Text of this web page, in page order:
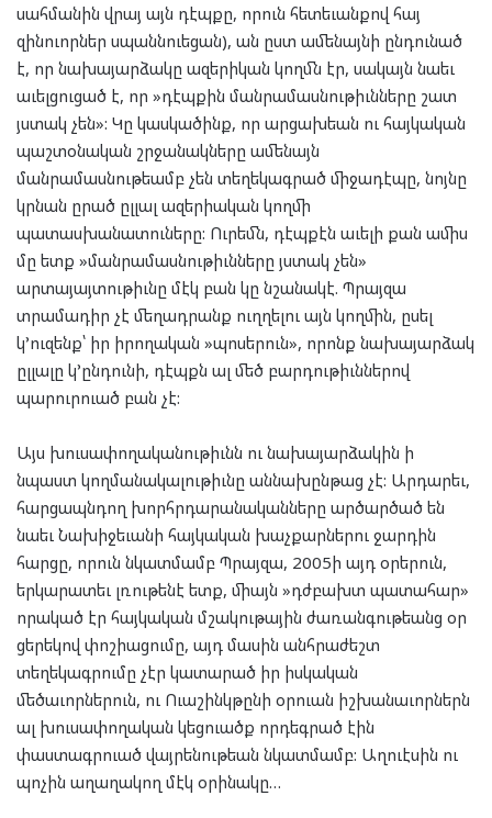
սահմանին վրայ այն դէպքը, որուն հետեւանքով հայ
զինուորներ սպաննուեցան), ան ըստ ամենայնի ընդունած
է, որ նախայարձակը ազերիկան կողմն էր, սակայն նաեւ
աւելցուցած է, որ »դէպքին մանրամասնութիւնները շատ
յստակ չեն»: Կը կասկածինք, որ արցախեան ու հայկական
պաշտօնական շրջանակները ամենայն
մանրամասնութեամբ չեն տեղեկագրած միջադէպը, նոյնը
կրնան ըրած ըլլալ ազերիական կողմի
պատասխանատուները: Ուրեմն, դէպքէն աւելի քան ամիս
մը ետք »մանրամասնութիւնները յստակ չեն»
արտայայտութիւնը մէկ բան կը նշանակէ. Պրայզա
տրամադիր չէ մեղադրանք ուղղելու այն կողմին, ըսել
կ’ուզենք՝ իր իրողական »պոսերուն», որոնք նախայարձակ
ըլլալը կ’ընդունի, դէպքն ալ մեծ բարդութիւններով
պարուրուած բան չէ:
Այս խուսափողականութիւնն ու նախայարձակին ի
նպաստ կողմանակալութիւնը աննախընթաց չէ: Արդարեւ,
հարցապնդող խորհրդարանականները արծարծած են
նաեւ Նախիջեւանի հայկական խաչքարներու ջարդին
հարցը, որուն նկատմամբ Պրայզա, 2005ի այդ օրերուն,
երկարատեւ լռութենէ ետք, միայն »դժբախտ պատահար»
որակած էր հայկական մշակութային ժառանգութեանց օր
ցերեկով փոշիացումը, այդ մասին անհրաժեշտ
տեղեկագրումը չէր կատարած իր իսկական
մեծաւորներուն, ու Ուաշինկթընի օրուան իշխանաւորներն
ալ խուսափողական կեցուածք որդեգրած էին
փաստագրուած վայրենութեան նկատմամբ: Աղուէսին ու
պոչին աղաղակող մէկ օրինակը…